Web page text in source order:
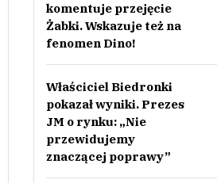
komentuje przejęcie
Żabki. Wskazuje też na
fenomen Dino!
Właściciel Biedronki
pokazał wyniki. Prezes
JM o rynku: „Nie
przewidujemy
znaczącej poprawy”